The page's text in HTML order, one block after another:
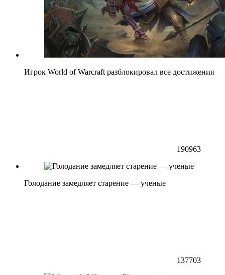
Игрок World of Warcraft разблокировал все достижения
190963
Голодание замедляет старение — ученые
137703